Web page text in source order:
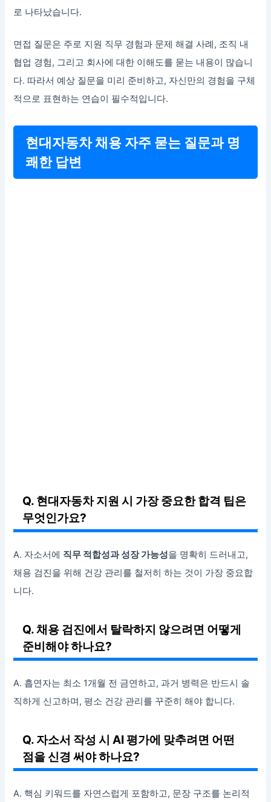
로 나타났습니다.
면접 질문은 주로 지원 직무 경험과 문제 해결 사례, 조직 내
협업 경험, 그리고 회사에 대한 이해도를 묻는 내용이 많습니
다. 따라서 예상 질문을 미리 준비하고, 자신만의 경험을 구체
적으로 표현하는 연습이 필수적입니다.
현대자동차 채용 자주 묻는 질문과 명
쾌한 답변
Q. 현대자동차 지원 시 가장 중요한 합격 팁은
무엇인가요?
A. 자소서에 직무 적합성과 성장 가능성을 명확히 드러내고,
채용 검진을 위해 건강 관리를 철저히 하는 것이 가장 중요합
니다.
Q. 채용 검진에서 탈락하지 않으려면 어떻게
준비해야 하나요?
A. 흡연자는 최소 1개월 전 금연하고, 과거 병력은 반드시 솔
직하게 신고하며, 평소 건강 관리를 꾸준히 해야 합니다.
Q. 자소서 작성 시 AI 평가에 맞추려면 어떤
점을 신경 써야 하나요?
A. 핵심 키워드를 자연스럽게 포함하고, 문장 구조를 논리적